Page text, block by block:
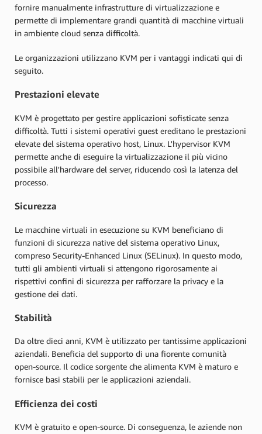
fornire manualmente infrastrutture di virtualizzazione e
permette di implementare grandi quantità di macchine virtuali
in ambiente cloud senza difficoltà.
Le organizzazioni utilizzano KVM per i vantaggi indicati qui di
seguito.
Prestazioni elevate
KVM è progettato per gestire applicazioni sofisticate senza
difficoltà. Tutti i sistemi operativi guest ereditano le prestazioni
elevate del sistema operativo host, Linux. L'hypervisor KVM
permette anche di eseguire la virtualizzazione il più vicino
possibile all'hardware del server, riducendo così la latenza del
processo.
Sicurezza
Le macchine virtuali in esecuzione su KVM beneficiano di
funzioni di sicurezza native del sistema operativo Linux,
compreso Security-Enhanced Linux (SELinux). In questo modo,
tutti gli ambienti virtuali si attengono rigorosamente ai
rispettivi confini di sicurezza per rafforzare la privacy e la
gestione dei dati.
Stabilità
Da oltre dieci anni, KVM è utilizzato per tantissime applicazioni
aziendali. Beneficia del supporto di una fiorente comunità
open-source. Il codice sorgente che alimenta KVM è maturo e
fornisce basi stabili per le applicazioni aziendali.
Efficienza dei costi
KVM è gratuito e open-source. Di conseguenza, le aziende non